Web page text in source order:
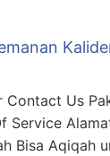
Contact Us
Service
Bisa Aqiqah